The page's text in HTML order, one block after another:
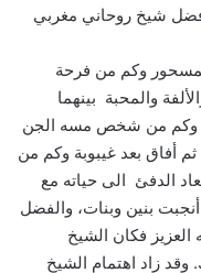
شيخ روحاني مغربي
وكم من فرحة
والمحبة بينهما
وكم من شخص مسه الجن
أفاق بعد غيبوبة وكم من
الدفئ الى حياته مع
بنين وبنات، والفضل
العزيز فكان الشيخ
زاد اهتمام الشيخ